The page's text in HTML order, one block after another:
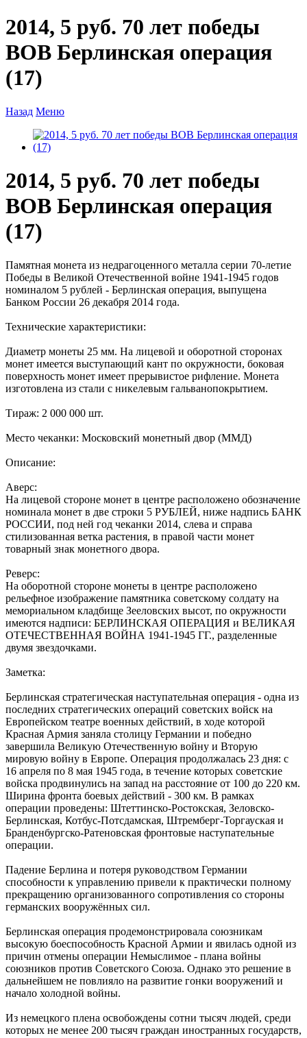
2014, 5 руб. 70 лет победы
ВОВ Берлинская операция
(17)
Назад Меню
2014, 5 руб. 70 лет победы
ВОВ Берлинская операция
(17)
Памятная монета из недрагоценного металла серии 70-летие
Победы в Великой Отечественной войне 1941-1945 годов
номиналом 5 рублей - Берлинская операция, выпущена
Банком России 26 декабря 2014 года.
Технические характеристики:
Диаметр монеты 25 мм. На лицевой и оборотной сторонах
монет имеется выступающий кант по окружности, боковая
поверхность монет имеет прерывистое рифление. Монета
изготовлена из стали с никелевым гальванопокрытием.
Тираж: 2 000 000 шт.
Место чеканки: Московский монетный двор (ММД)
Описание:
Аверс:
На лицевой стороне монет в центре расположено обозначение
номинала монет в две строки 5 РУБЛЕЙ, ниже надпись БАНК
РОССИИ, под ней год чеканки 2014, слева и справа
стилизованная ветка растения, в правой части монет
товарный знак монетного двора.
Реверс:
На оборотной стороне монеты в центре расположено
рельефное изображение памятника советскому солдату на
мемориальном кладбище Зееловских высот, по окружности
имеются надписи: БЕРЛИНСКАЯ ОПЕРАЦИЯ и ВЕЛИКАЯ
ОТЕЧЕСТВЕННАЯ ВОЙНА 1941-1945 ГГ., разделенные
двумя звездочками.
Заметка:
Берлинская стратегическая наступательная операция - одна из
последних стратегических операций советских войск на
Европейском театре военных действий, в ходе которой
Красная Армия заняла столицу Германии и победно
завершила Великую Отечественную войну и Вторую
мировую войну в Европе. Операция продолжалась 23 дня: с
16 апреля по 8 мая 1945 года, в течение которых советские
войска продвинулись на запад на расстояние от 100 до 220 км.
Ширина фронта боевых действий - 300 км. В рамках
операции проведены: Штеттинско-Ростокская, Зеловско-
Берлинская, Котбус-Потсдамская, Штремберг-Торгауская и
Бранденбургско-Ратеновская фронтовые наступательные
операции.
Падение Берлина и потеря руководством Германии
способности к управлению привели к практически полному
прекращению организованного сопротивления со стороны
германских вооружённых сил.
Берлинская операция продемонстрировала союзникам
высокую боеспособность Красной Армии и явилась одной из
причин отмены операции Немыслимое - плана войны
союзников против Советского Союза. Однако это решение в
дальнейшем не повлияло на развитие гонки вооружений и
начало холодной войны.
Из немецкого плена освобождены сотни тысяч людей, среди
которых не менее 200 тысяч граждан иностранных государств,